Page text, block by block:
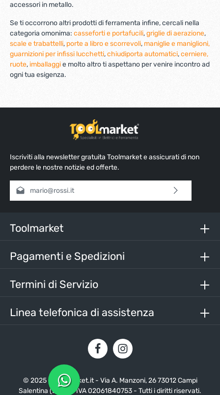
accessori in metallo.
Se ti occorrono altri prodotti di ferramenta infine, cercali nella
categoria omonima: casseforti e portafucili,griglie di aerazione,
scale e trabattelli, porte a libro e scorrevoli, maniglie e maniglioni,
guarnizioni per infissi lucchetti,chiudiporta automatici,cerniere,
ruote, imballaggie molto altro ti aspettano per venire incontro ad
ogni tua esigenza.
Iscriviti alla newsletter gratuita Toolmarket e assicurati di non
perdere le nostre notizie ed offerte.
Indirizzo e-mail*
nostri termini e condizioni generali
Inserisci i caratteri sopra*
Linea telefonica di assistenza
Toolmarket
Pagamenti e Spedizioni
Termini di Servizio
© 2025 - Toolmarket.it - Via A. Manzoni, 26 73012 Campi
Salentina (LE) - P. IVA 02061840753 - Tutti i diritti riservati.